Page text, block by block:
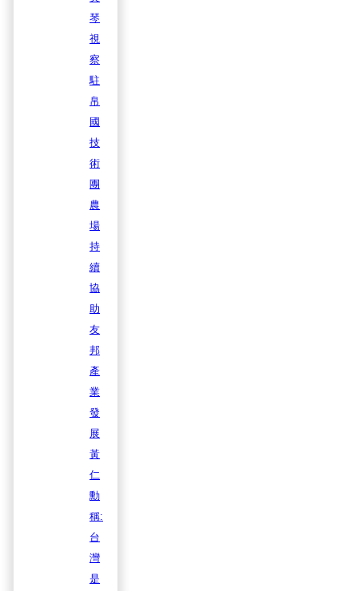
琴
視
察
駐
帛
國
技
術
團
農
場
持
續
協
助
友
邦
產
業
發
展
黃
仁
勳
稱:
台
灣
是